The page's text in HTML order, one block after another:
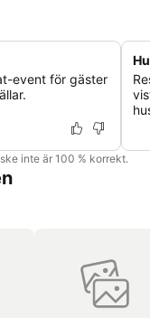
event för gäster
inte är 100 % korrekt.